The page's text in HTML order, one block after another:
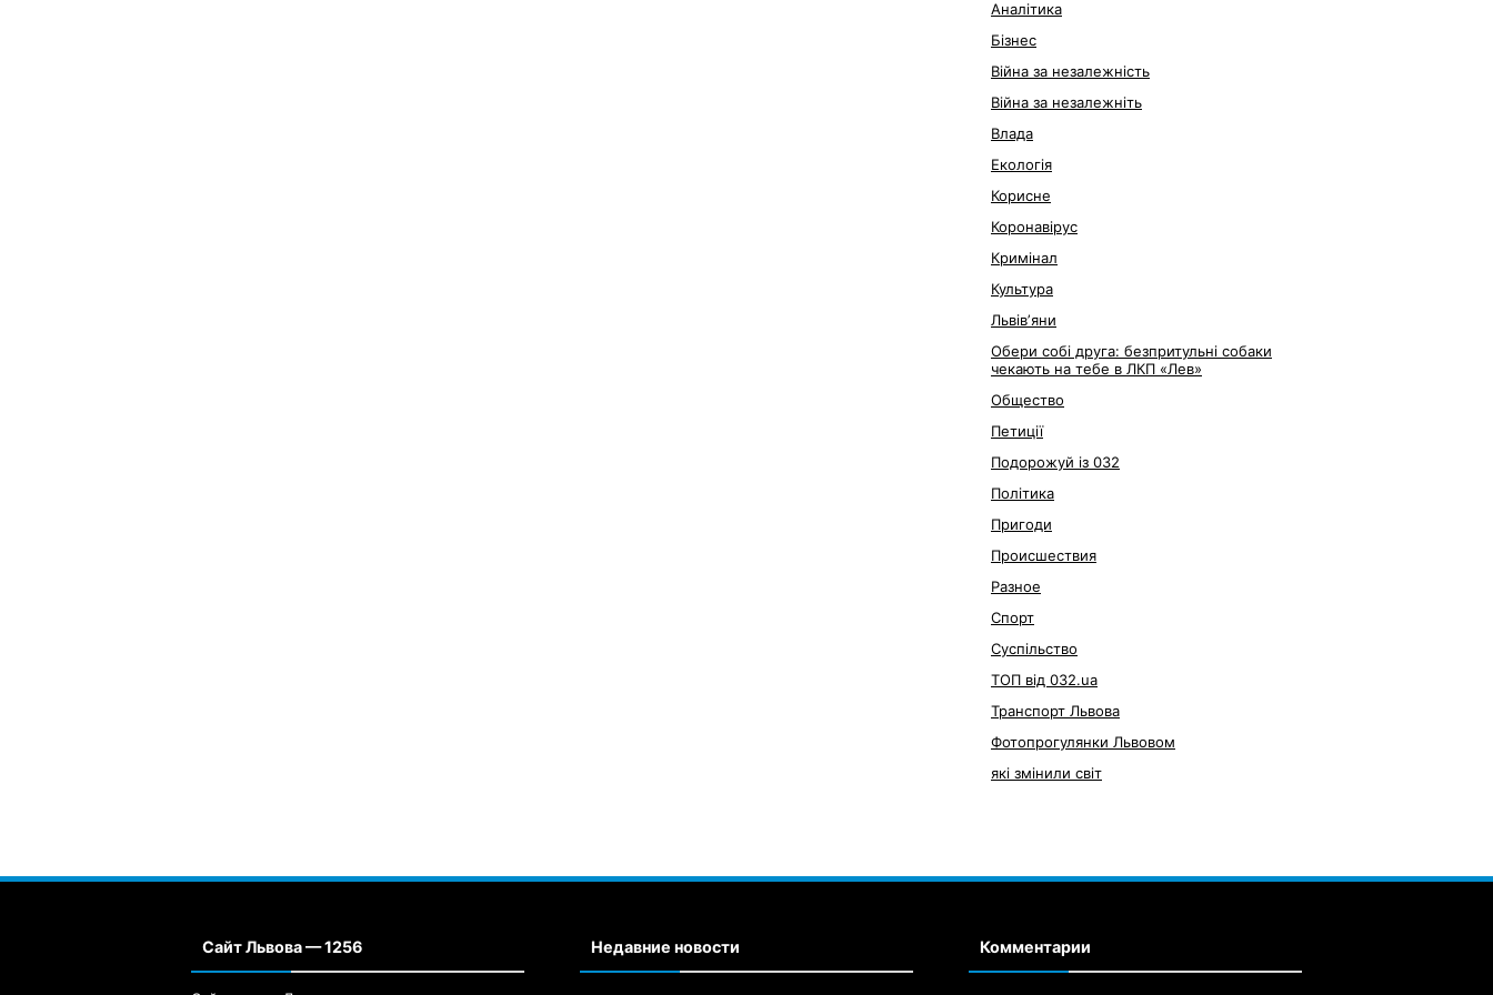
Аналітика
Бізнес
Війна за незалежність
Війна за незалежніть
Влада
Екологія
Корисне
Коронавірус
Кримінал
Культура
Львівʼяни
Обери собі друга: безпритульні собаки
чекають на тебе в ЛКП «Лев»
Общество
Петиції
Подорожуй із 032
Політика
Пригоди
Происшествия
Разное
Спорт
Суспільство
ТОП від 032.ua
Транспорт Львова
Фотопрогулянки Львовом
які змінили світ
Сайт Львова — 1256 Недавние новости Комментарии